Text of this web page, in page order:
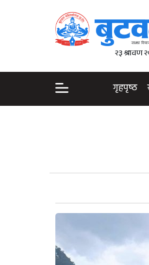
२३ श्रावण
गृहपृष्ठ